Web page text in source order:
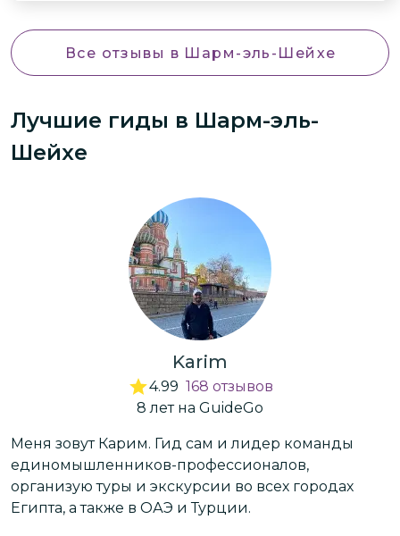
Все отзывы в Шарм-эль-Шейхе
Лучшие гиды в Шарм-эль-
Шейхе
Karim
4.99 168 отзывов
8 летна GuideGo
Меня зовут Карим. Гид сам и лидер команды
единомышленников-профессионалов,
организую туры и экскурсии во всех городах
Египта, а также в ОАЭ и Турции.